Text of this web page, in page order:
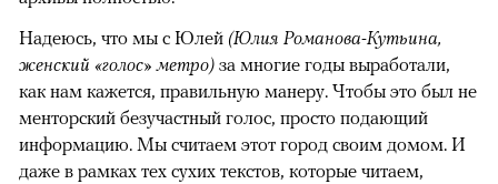
Надеюсь, что мы с Юлей (Юлия Романова-Кутьина,
женский «голос» метро) за многие годы выработали,
как нам кажется, правильную манеру. Чтобы это был не
менторский безучастный голос, просто подающий
информацию. Мы считаем этот город своим домом. И
даже в рамках тех сухих текстов, которые читаем,